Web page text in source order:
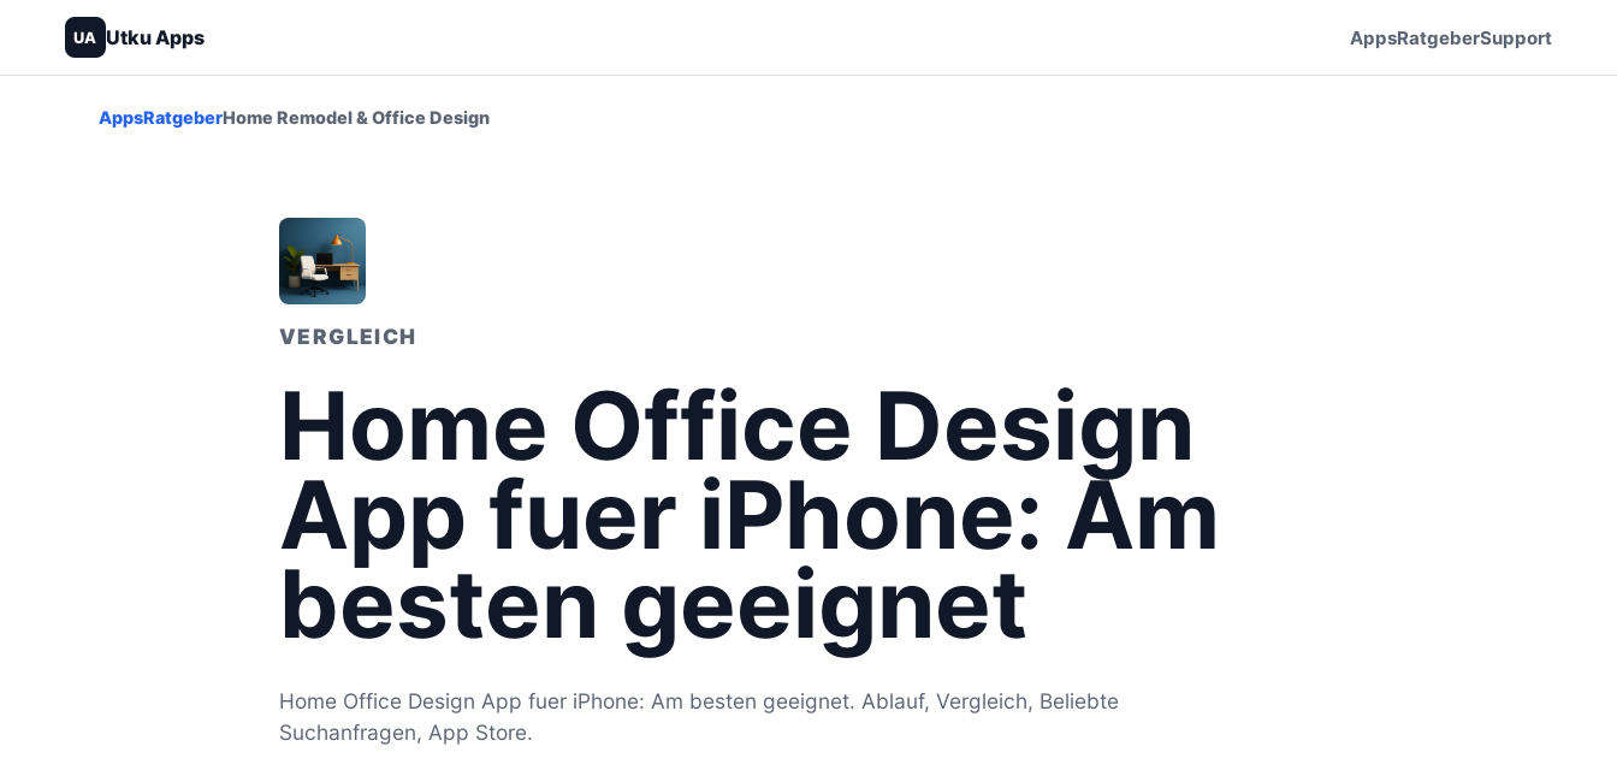
UA Utku Apps AppsRatgeberSupport
AppsRatgeberHome Remodel & Office Design
VERGLEICH
Home Office Design
App fuer iPhone: Am
besten geeignet
Home Office Design App fuer iPhone: Am besten geeignet. Ablauf, Vergleich, Beliebte
Suchanfragen, App Store.